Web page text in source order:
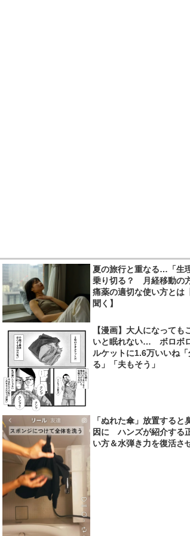
夏の旅行と重なる…「生
乗り切る？ 月経移動の
痛薬の適切な使い方とは
聞く】
【漫画】大人になっても
いと眠れない… ボロボ
ルケットに1.6万いいね
る」「夫もそう」
「ぬれた傘」放置すると
因に ハンズが紹介する
い方＆水弾き力を復活さ